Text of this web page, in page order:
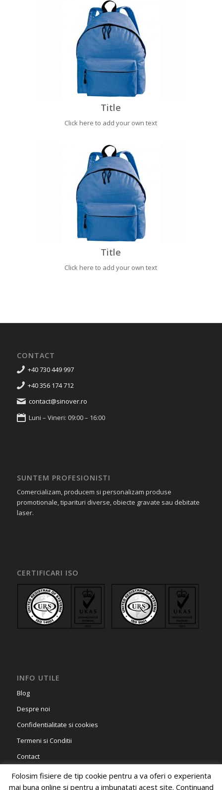
Title
Click here to add your own text
Title
Click here to add your own text
CONTACT
+40 730 449 997
+40 356 174 712
contact@sinover.ro
Luni – Vineri: 09:00 – 16:00
SUNTEM PROFESIONISTI
Comercializam, producem si personalizam produse
promotionale, tiparituri diverse, obiecte gravate sau debitate
laser.
CERTIFICARI ISO
INFO UTILE
Blog
Despre noi
Confidentialitate si cookies
Termeni si Conditii
Contact
Folosim fisiere de tip cookie pentru a va oferi o experienta
mai buna online si pentru a imbunatati acest site. Continuand